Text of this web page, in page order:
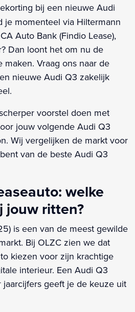
bij een nieuwe Audi
je momenteel via Hiltermann
Auto Bank (Findio Lease),
Dan loont het om nu de
maken. Vraag ons naar de
nieuwe Audi Q3 zakelijk
voorstel doen met
jouw volgende Audi Q3
Wij vergelijken de markt voor
van de beste Audi Q3
welke
jouw ritten?
is een van de meest gewilde
Bij OLZC zien we dat
kiezen voor zijn krachtige
interieur. Een Audi Q3
geeft je de keuze uit